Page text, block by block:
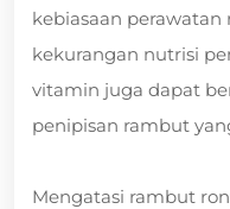
kebiasaan perawatan
kekurangan nutrisi
vitamin juga dapat
penipisan rambut
Mengatasi rambut